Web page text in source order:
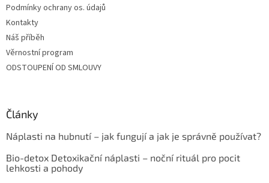
Podmínky ochrany os. údajů
Kontakty
Náš příběh
Věrnostní program
ODSTOUPENÍ OD SMLOUVY
Články
Náplasti na hubnutí – jak fungují a jak je správně používat?
Bio-detox Detoxikační náplasti – noční rituál pro pocit
lehkosti a pohody